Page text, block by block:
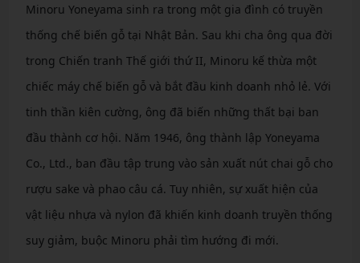
Minoru Yoneyama sinh ra trong một gia đình có truyền
thống chế biến gỗ tại Nhật Bản. Sau khi cha ông qua đời
trong Chiến tranh Thế giới thứ II, Minoru kế thừa một
chiếc máy chế biến gỗ và bắt đầu kinh doanh nhỏ lẻ. Với
tinh thần kiên cường, ông đã biến những thất bại ban
đầu thành cơ hội. Năm 1946, ông thành lập Yoneyama
Co., Ltd., ban đầu tập trung vào sản xuất nút chai gỗ cho
rượu sake và phao câu cá. Tuy nhiên, sự xuất hiện của
vật liệu nhựa và nylon đã khiến kinh doanh truyền thống
suy giảm, buộc Minoru phải tìm hướng đi mới.